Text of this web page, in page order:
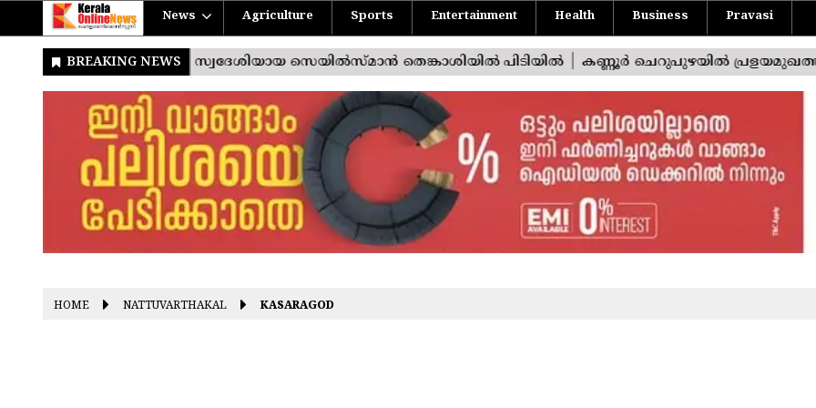
News Agriculture Sports Entertainment Health Business Pravasi
HOME NATTUVARTHAKAL KASARAGOD